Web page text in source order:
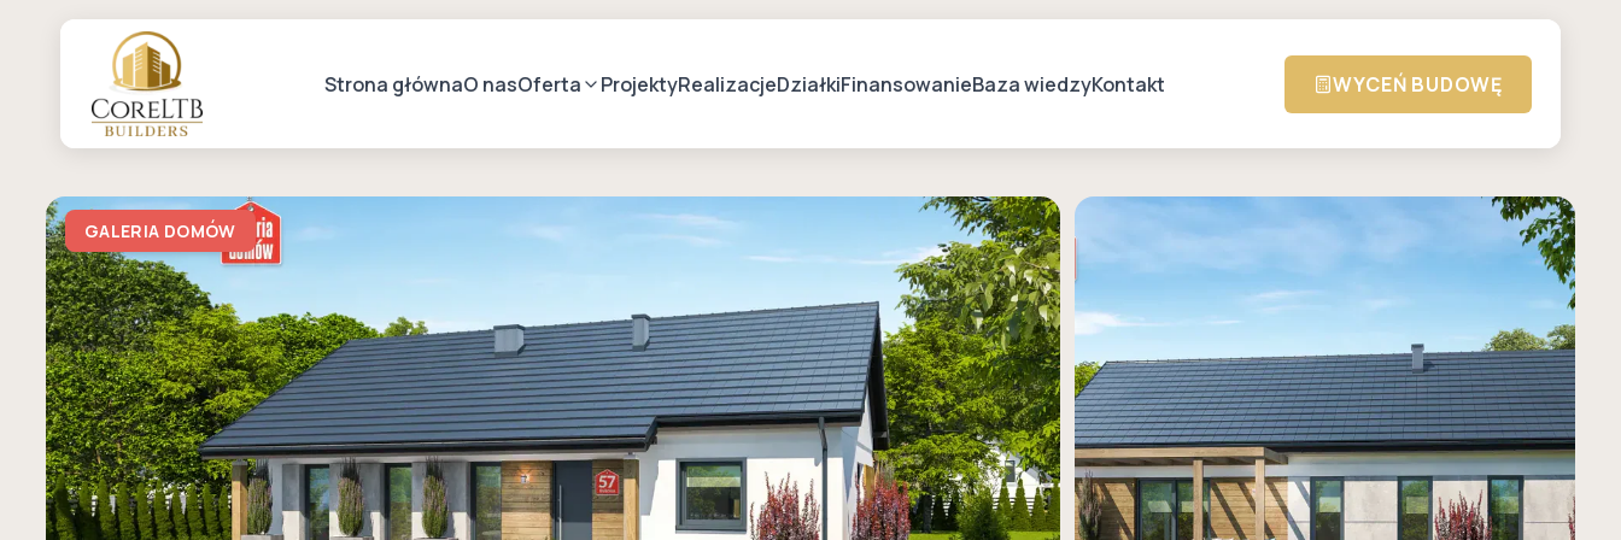
Strona głównaO nasOferta ProjektyRealizacjeDziałkiFinansowanieBaza wiedzyKontakt WYCEŃ BUDOWĘ
GALERIA DOMÓW